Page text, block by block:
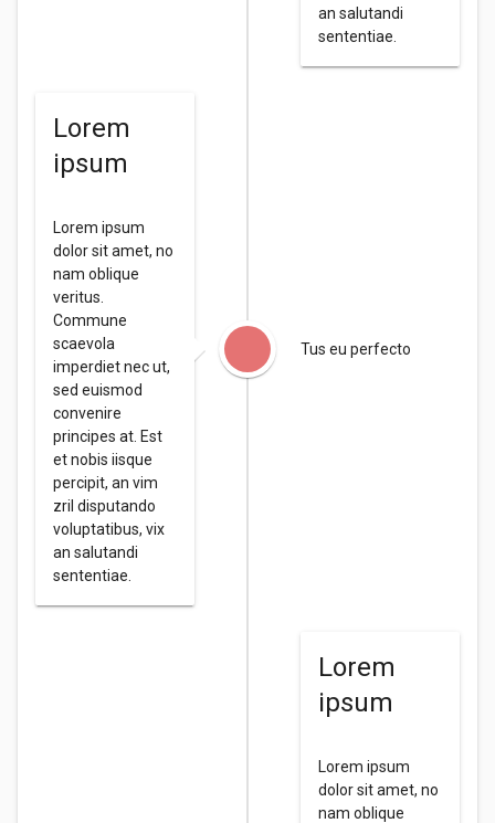
an salutandi
sententiae.
Lorem
ipsum
Lorem ipsum
dolor sit amet, no
nam oblique
veritus.
Commune
scaevola
imperdiet nec ut,
sed euismod
convenire
principes at. Est
et nobis iisque
percipit, an vim
zril disputando
voluptatibus, vix
an salutandi
sententiae.
Tus eu perfecto
Lorem
ipsum
Lorem ipsum
dolor sit amet, no
nam oblique